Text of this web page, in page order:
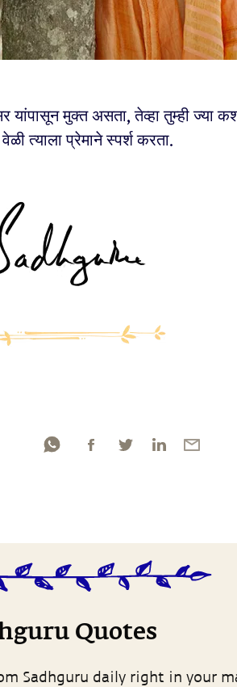
यांपासून मुक्त असता, तेव्हा तुम्ही ज्या
त्याला प्रेमाने स्पर्श करता.
Quotes
Sadhguru daily right in your